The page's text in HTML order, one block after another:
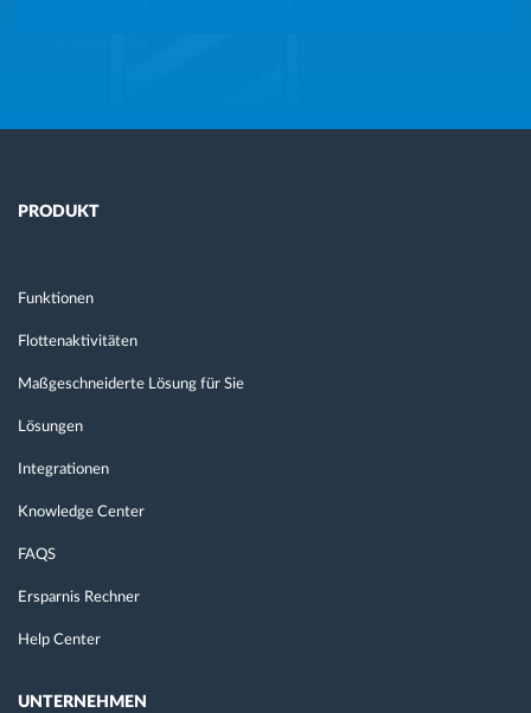
PRODUKT
Funktionen
Flottenaktivitäten
Maßgeschneiderte Lösung für Sie
Lösungen
Integrationen
Knowledge Center
FAQS
Ersparnis Rechner
Help Center
UNTERNEHMEN